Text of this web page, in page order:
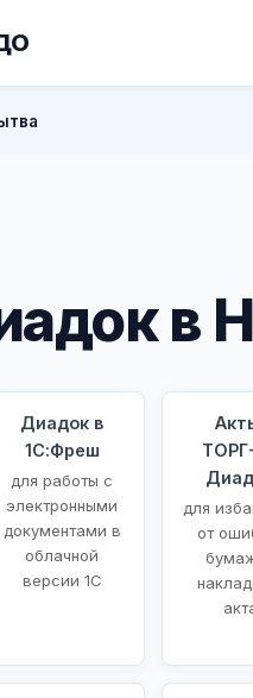
в
Диадок в
1С:Фреш
для работы с
электронными
документами в
облачной
версии 1С
для
от